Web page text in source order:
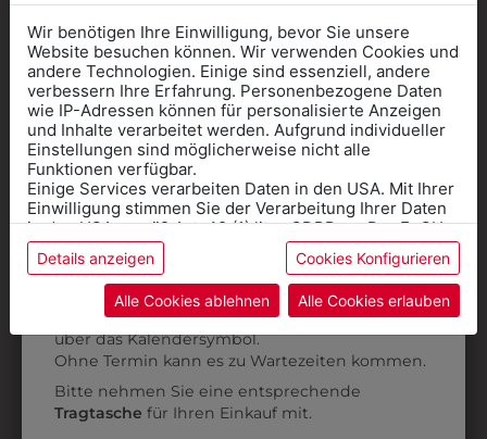
34503001A
ARBEITSMANTEL
LANGARM
€ 41,90
31249201
ARBEITSMANTEL
€ 57,90
Informationen wenn Sie
Kleidung
für die SCHULE
benötigen
Online Shop: Klick auf SCHULE in der
Kategorie und die richtige Schule auswählen.
AnprobeVorort im Geschäft: Termin buchen
über das Kalendersymbol.
Ohne Termin kann es zu Wartezeiten kommen.
Bitte nehmen Sie eine entsprechende
Tragtasche für Ihren Einkauf mit.
Wir benötigen Ihre Einwilligung, bevor Sie unsere
Website besuchen können. Wir verwenden Cookies und
andere Technologien. Einige sind essenziell, andere
verbessern Ihre Erfahrung. Personenbezogene Daten
wie IP-Adressen können für personalisierte Anzeigen
und Inhalte verarbeitet werden. Aufgrund individueller
Einstellungen sind möglicherweise nicht alle
Funktionen verfügbar.
Einige Services verarbeiten Daten in den USA. Mit Ihrer
Einwilligung stimmen Sie der Verarbeitung Ihrer Daten
in den USA gemäß Art. 49 (1) lit. a GDPR zu. Der EuGH
stuft die USA als Land mit unzureichendem Datenschutz
ein, und es besteht das Risiko, dass US-Behörden
Daten ohne Klagemöglichkeit für Europäer überwachen.
Datenschutzerklärungbzw. im
Details anzeigen Cookies Konfigurieren
Alle Cookies ablehnen Alle Cookies erlauben